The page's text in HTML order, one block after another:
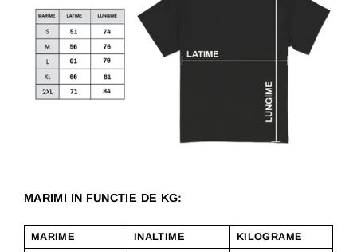
MARIMI IN FUNCTIE DE KG:
MARIME INALTIME
KILOGRAME